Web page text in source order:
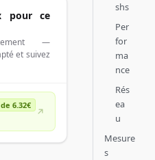
pour ce
—
et suivez
6.32€
shs
Per
for
ma
nce
Rés
ea
u
Mesure
s